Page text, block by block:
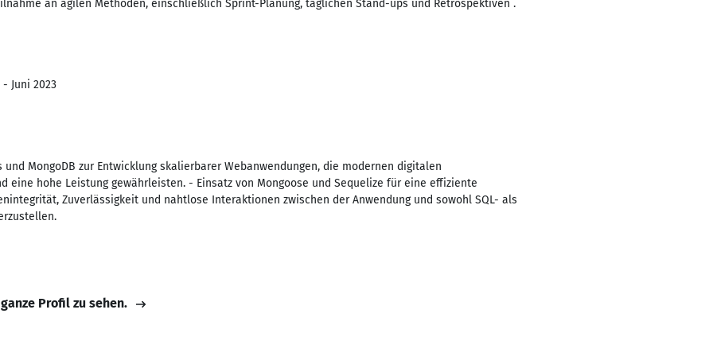
an agilen Methoden, einschließlich Sprint-Planung, täglichen Stand-ups und Retrospektiven .
Juni 2023
und MongoDB zur Entwicklung skalierbarer Webanwendungen, die modernen digitalen
eine hohe Leistung gewährleisten. - Einsatz von Mongoose und Sequelize für eine effiziente
Zuverlässigkeit und nahtlose Interaktionen zwischen der Anwendung und sowohl SQL- als
Profil zu sehen.